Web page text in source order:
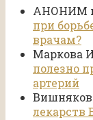
АНОНИМ
при
врачам?
Маркова
полезно
артерий
лекарств